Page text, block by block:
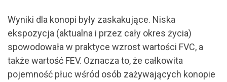
Wyniki dla konopi były zaskakujące. Niska
ekspozycja (aktualna i przez cały okres życia)
spowodowała w praktyce wzrost wartości FVC, a
także wartość FEV. Oznacza to, że całkowita
pojemność płuc wśród osób zażywających konopie